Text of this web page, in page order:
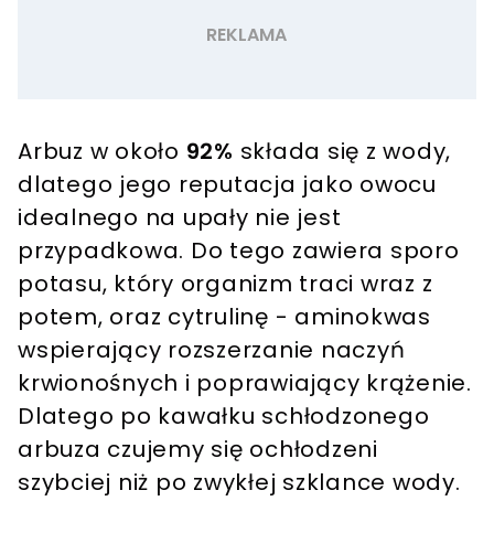
Arbuz w około 92% składa się z wody,
dlatego jego reputacja jako owocu
idealnego na upały nie jest
przypadkowa. Do tego zawiera sporo
potasu, który organizm traci wraz z
potem, oraz cytrulinę - aminokwas
wspierający rozszerzanie naczyń
krwionośnych i poprawiający krążenie.
Dlatego po kawałku schłodzonego
arbuza czujemy się ochłodzeni
szybciej niż po zwykłej szklance wody.